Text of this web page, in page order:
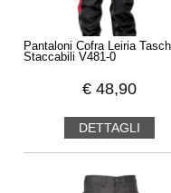
Pantaloni Cofra Leiria
Staccabili V481-0
€ 48,90
DETTAGLI